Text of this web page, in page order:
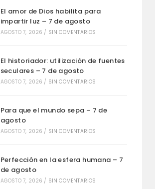
El amor de Dios habilita para
impartir luz – 7 de agosto
AGOSTO 7, 2026 / SIN COMENTARIOS
El historiador: utilización de fuentes
seculares – 7 de agosto
AGOSTO 7, 2026 / SIN COMENTARIOS
Para que el mundo sepa – 7 de
agosto
AGOSTO 7, 2026 / SIN COMENTARIOS
Perfección en la esfera humana – 7
de agosto
AGOSTO 7, 2026 / SIN COMENTARIOS